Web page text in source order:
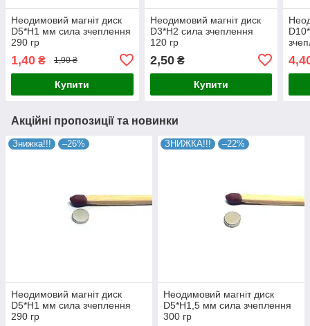
Неодимовий магніт диск
D5*H1 мм сила зчеплення
290 гр
1,40 ₴ 1,90 ₴
Купити
Неодимовий магніт диск
D3*H2 сила зчеплення
120 гр
2,50₴
Купити
Акційні пропозиції та новинки
Знижка!!! –26%
Неодимовий магніт диск
D5*H1 мм сила зчеплення
290 гр
ЗНИЖКА!!! –22%
Неодимовий магніт диск
D5*H1,5 мм сила зчеплення
300 гр